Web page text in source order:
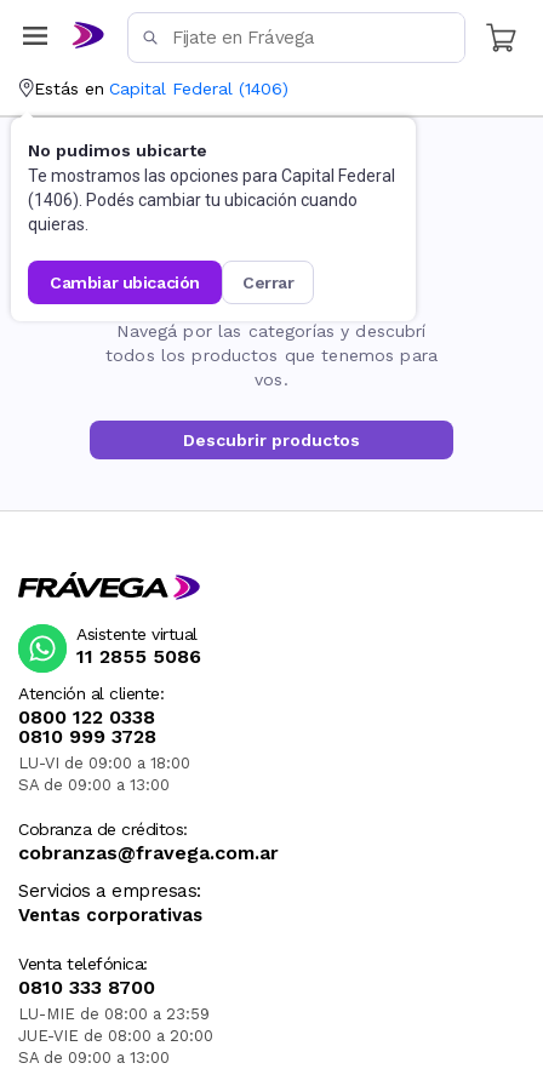
Estás en Capital Federal (1406)
No pudimos ubicarte
Te mostramos las opciones para Capital Federal
(1406). Podés cambiar tu ubicación cuando
quieras.
cambiar ubicación cerrar
La página no existe
Navegá por las categorías y descubrí
todos los productos que tenemos para
vos.
Descubrir productos
Atención al cliente:
0800 122 0338
0810 999 3728
LU-VI de 09:00 a 18:00
SA de 09:00 a 13:00
Cobranza de créditos:
cobranzas@fravega.com.ar
Servicios a empresas:
Ventas corporativas
Venta telefónica:
0810 333 8700
LU-MIE de 08:00 a 23:59
JUE-VIE de 08:00 a 20:00
SA de 09:00 a 13:00
Asistente virtual
11 2855 5086